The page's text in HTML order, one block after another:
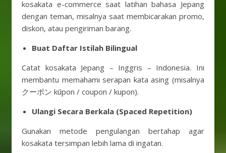
kosakata e-commerce saat latihan bahasa Jepang
dengan teman, misalnya saat membicarakan promo,
diskon, atau pengiriman barang.
Buat Daftar Istilah Bilingual
Catat kosakata Jepang – Inggris – Indonesia. Ini
membantu memahami serapan kata asing (misalnya
クーポン kūpon / coupon / kupon).
Ulangi Secara Berkala (Spaced Repetition)
Gunakan metode pengulangan bertahap agar
kosakata tersimpan lebih lama di ingatan.